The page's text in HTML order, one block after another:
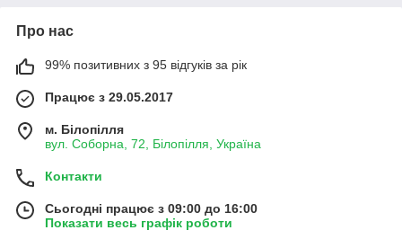
Про нас
99% позитивних з 95 відгуків за рік
Працює з 29.05.2017
м. Білопілля
вул. Соборна, 72, Білопілля, Україна
Контакти
Сьогодні працює з 09:00 до 16:00
Показати весь графік роботи